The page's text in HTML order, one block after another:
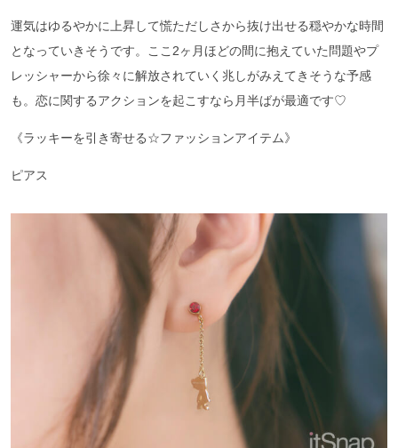
運気はゆるやかに上昇して慌ただしさから抜け出せる穏やかな時間
となっていきそうです。ここ2ヶ月ほどの間に抱えていた問題やプ
レッシャーから徐々に解放されていく兆しがみえてきそうな予感
も。恋に関するアクションを起こすなら月半ばが最適です♡
《ラッキーを引き寄せる☆ファッションアイテム》
ピアス